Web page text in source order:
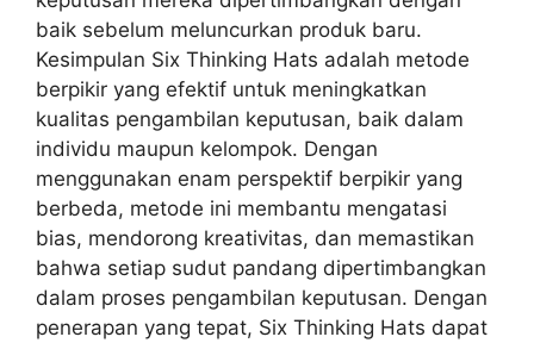
baik sebelum meluncurkan produk baru.
Kesimpulan Six Thinking Hats adalah metode
berpikir yang efektif untuk meningkatkan
kualitas pengambilan keputusan, baik dalam
individu maupun kelompok. Dengan
menggunakan enam perspektif berpikir yang
berbeda, metode ini membantu mengatasi
bias, mendorong kreativitas, dan memastikan
bahwa setiap sudut pandang dipertimbangkan
dalam proses pengambilan keputusan. Dengan
penerapan yang tepat, Six Thinking Hats dapat